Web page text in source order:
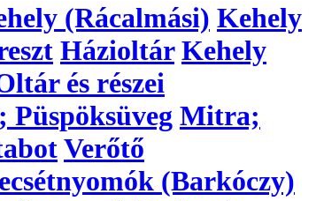
(Rácalmási) Kehely
Házioltár Kehely
és részei
Mitra;
Verőtő
(Barkóczy)